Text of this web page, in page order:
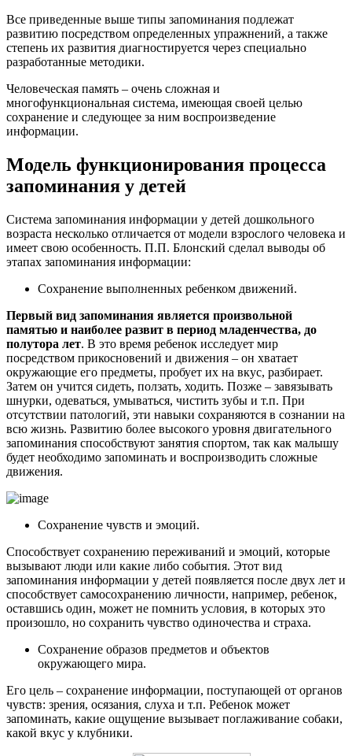
Все приведенные выше типы запоминания подлежат
развитию посредством определенных упражнений, а также
степень их развития диагностируется через специально
разработанные методики.
Человеческая память – очень сложная и
многофункциональная система, имеющая своей целью
сохранение и следующее за ним воспроизведение
информации.
Модель функционирования процесса
запоминания у детей
Система запоминания информации у детей дошкольного
возраста несколько отличается от модели взрослого человека и
имеет свою особенность. П.П. Блонский сделал выводы об
этапах запоминания информации:
Сохранение выполненных ребенком движений.
Первый вид запоминания является произвольной
памятью и наиболее развит в период младенчества, до
полутора лет. В это время ребенок исследует мир
посредством прикосновений и движения – он хватает
окружающие его предметы, пробует их на вкус, разбирает.
Затем он учится сидеть, ползать, ходить. Позже – завязывать
шнурки, одеваться, умываться, чистить зубы и т.п. При
отсутствии патологий, эти навыки сохраняются в сознании на
всю жизнь. Развитию более высокого уровня двигательного
запоминания способствуют занятия спортом, так как малышу
будет необходимо запоминать и воспроизводить сложные
движения.
Сохранение чувств и эмоций.
Способствует сохранению переживаний и эмоций, которые
вызывают люди или какие либо события. Этот вид
запоминания информации у детей появляется после двух лет и
способствует самосохранению личности, например, ребенок,
оставшись один, может не помнить условия, в которых это
произошло, но сохранить чувство одиночества и страха.
Сохранение образов предметов и объектов
окружающего мира.
Его цель – сохранение информации, поступающей от органов
чувств: зрения, осязания, слуха и т.п. Ребенок может
запоминать, какие ощущение вызывает поглаживание собаки,
какой вкус у клубники.